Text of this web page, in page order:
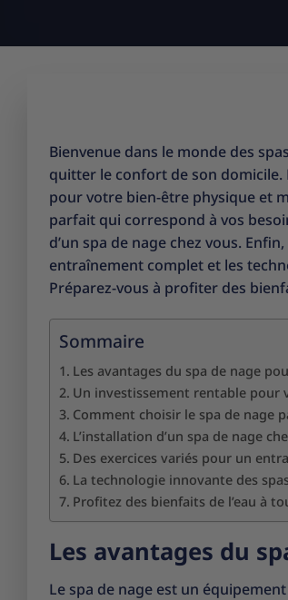
Bienvenue dans le monde des
quitter le confort de son domicile.
pour votre bien-être physique et
parfait qui correspond à vos
d’un spa de nage chez vous.
entraînement complet et les
Préparez-vous à profiter des
Sommaire
Les avantages du spa de nage
Un investissement rentable pour
Comment choisir le spa de nage
L’installation d’un spa de nage
Des exercices variés pour un
La technologie innovante des
Profitez des bienfaits de l’eau à
Les avantages du
Le spa de nage est un